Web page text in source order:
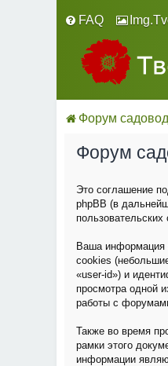
FAQ
Форум
Форум
Это соглашение
phpBB (в
Ваша информация
cookies
«user-id») и
просмотра одной
работы с
Также во время
рамки этого
информации